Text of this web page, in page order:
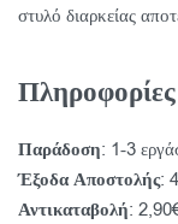
στυλό διαρκείας
Παράδοση: 1-3
Έξοδα Αποστολής:
Αντικαταβολή: